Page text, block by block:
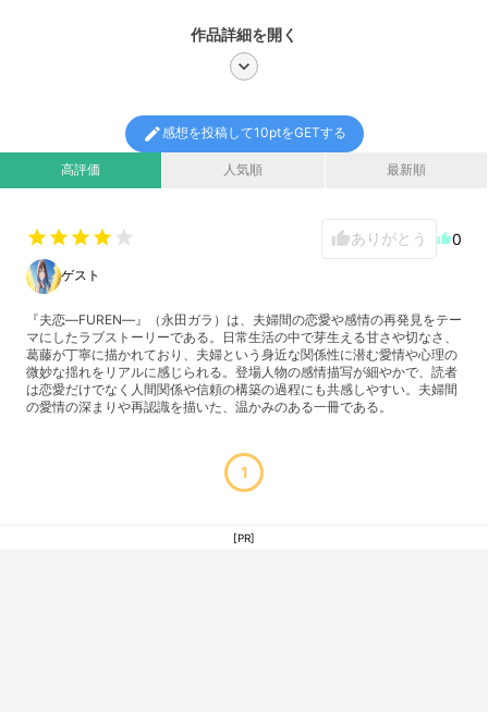
作品詳細を開く
chevron_right
高評価 人気順 最新順
edit感想を投稿して10ptをGETする
star star star star star thumb_upありがとう thumb_up0
ゲスト
『夫恋―FUREN―』（永田ガラ）は、夫婦間の恋愛や感情の再発見をテー
マにしたラブストーリーである。日常生活の中で芽生える甘さや切なさ、
葛藤が丁寧に描かれており、夫婦という身近な関係性に潜む愛情や心理の
微妙な揺れをリアルに感じられる。登場人物の感情描写が細やかで、読者
は恋愛だけでなく人間関係や信頼の構築の過程にも共感しやすい。夫婦間
の愛情の深まりや再認識を描いた、温かみのある一冊である。
1
[PR]